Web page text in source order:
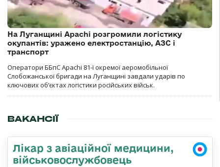
На Луганщині Apachi розгромили логістику
окупантів: уражено електростанцію, АЗС і
транспорт
Оператори ББпС Apachi 81-ї окремої аеромобільної
Слобожанської бригади на Луганщині завдали ударів по
ключових об’єктах логістики російських військ.
ВАКАНСІЇ
Лікар з авіаційної медицини,
військовослужбовець